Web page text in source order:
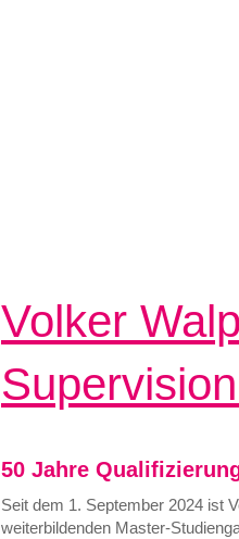
Volker
50 Jahre
Seit dem 1. September 2024 ist
weiterbildenden Master-